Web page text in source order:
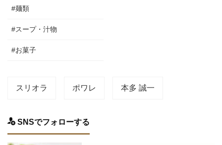
#麺類
#スープ・汁物
#お菓子
スリオラ ポワレ 本多 誠一
SNSでフォローする